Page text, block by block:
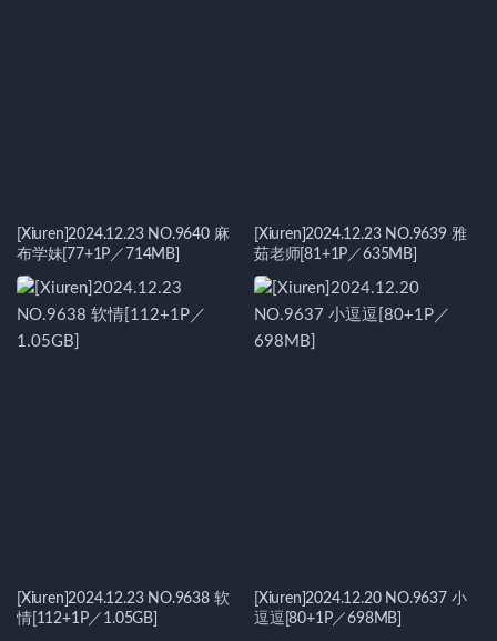
[Xiuren]2024.12.23 NO.9640 麻
布学妹[77+1P／714MB]
[Xiuren]2024.12.23 NO.9639 雅
茹老师[81+1P／635MB]
[Xiuren]2024.12.23 NO.9638 软
情[112+1P／1.05GB]
[Xiuren]2024.12.20 NO.9637 小
逗逗[80+1P／698MB]